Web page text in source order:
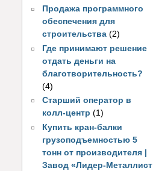
Продажа программного
обеспечения для
строительства (2)
Где принимают решение
отдать деньги на
благотворительность?
(4)
Старший оператор в
колл-центр (1)
Купить кран-балки
грузоподъемностью 5
тонн от производителя |
Завод «Лидер-Металлист